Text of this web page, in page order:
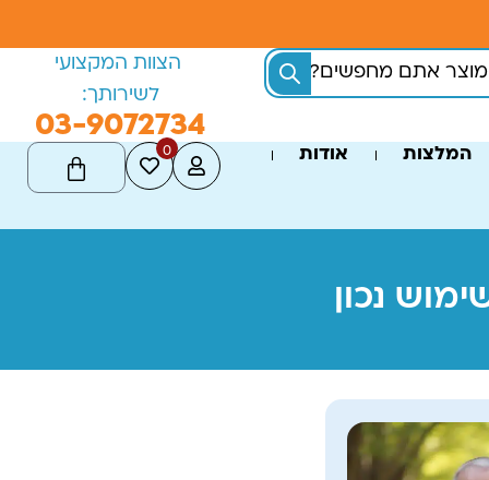
הצוות המקצועי
לשירותך:
03-9072734
המלצות אודות 0
נכון